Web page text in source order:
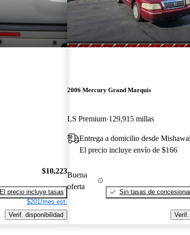
$10,223
El precio incluye tasas
$201/mes est.
Verif. disponibilidad
2006 Mercury Grand Marquis
LS Premium 129,915 millas
Entrega a domicilio desde
El precio incluye envío de $166
Buena
oferta
Sin tasas de